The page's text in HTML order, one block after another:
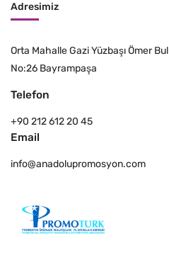
Adresimiz
Orta Mahalle Gazi Yüzbaşı Ömer
No:26 Bayrampaşa
Telefon
+90 212 612 20 45
Email
info@anadolupromosyon.com